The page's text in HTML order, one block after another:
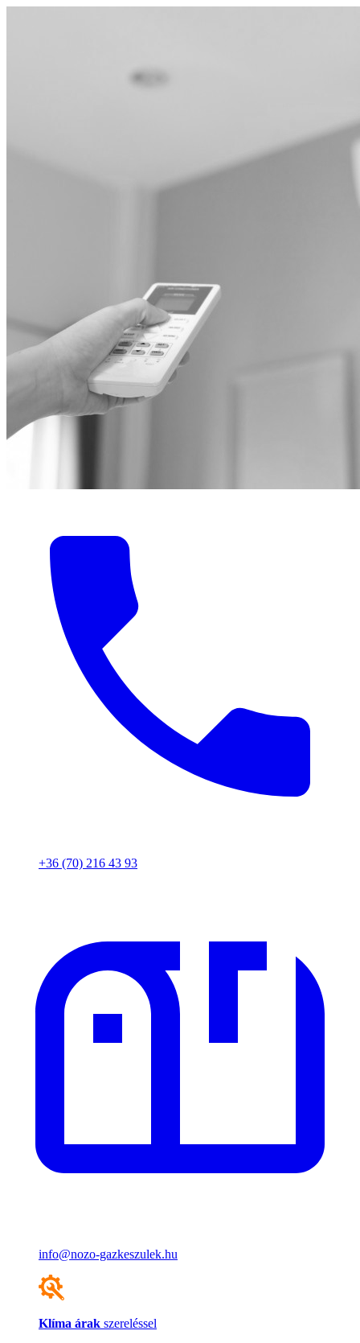
+36 (70) 216 43 93
info@nozo-gazkeszulek.hu
Klíma árak szereléssel